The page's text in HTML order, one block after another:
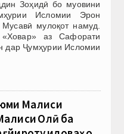
Зоҳидӣ бо муовини
Исломии Эрон
мулоқот намуд.
аз Сафорати
дар Ҷумҳурии Исломии
Маҷлиси
Олӣ ба